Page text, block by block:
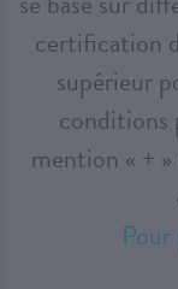
certification
supérieur
conditions
mention « +